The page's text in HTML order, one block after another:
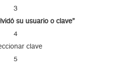
3
su usuario o clave”
4
clave
5